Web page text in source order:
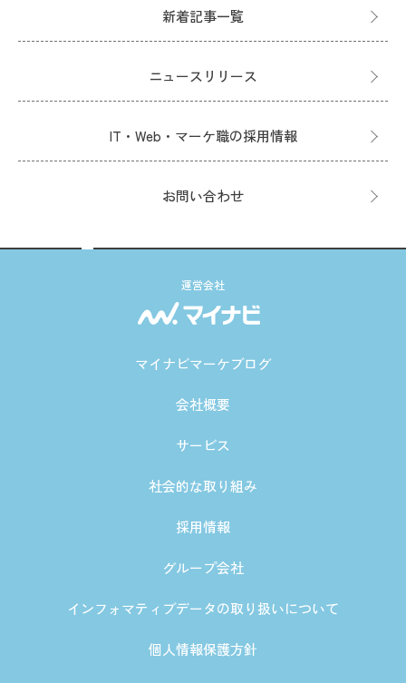
新着記事一覧
ニュースリリース
IT・Web・マーケ職の採用情報
お問い合わせ
運営会社
マイナビマーケブログ
会社概要
サービス
社会的な取り組み
採用情報
グループ会社
インフォマティブデータの取り扱いについて
個人情報保護方針